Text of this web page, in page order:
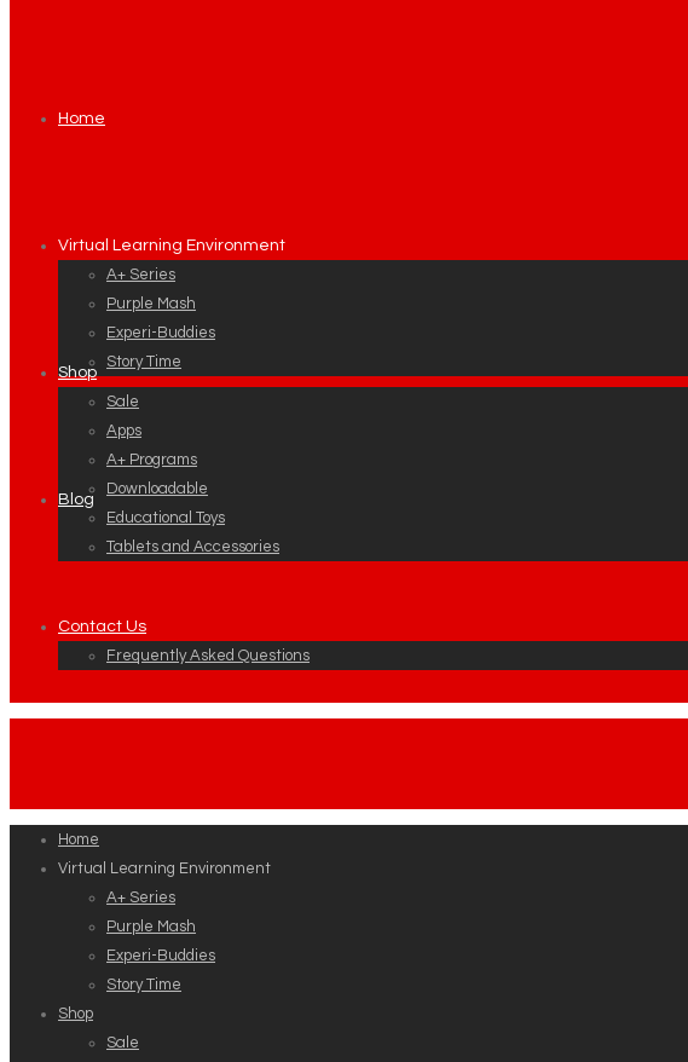
Home
Virtual Learning Environment
A+ Series
Purple Mash
Experi-Buddies
Story Time
Shop
Sale
Apps
A+ Programs
Downloadable
Educational Toys
Tablets and Accessories
Blog
Contact Us
Frequently Asked Questions
Home
Virtual Learning Environment
A+ Series
Purple Mash
Experi-Buddies
Story Time
Shop
Sale